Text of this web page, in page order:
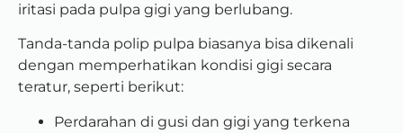
iritasi pada pulpa gigi yang berlubang.
Tanda-tanda polip pulpa biasanya bisa dikenali
dengan memperhatikan kondisi gigi secara
teratur, seperti berikut:
Perdarahan di gusi dan gigi yang terkena